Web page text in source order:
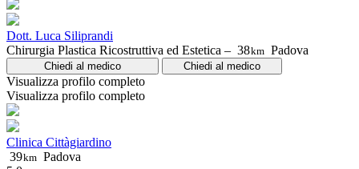
Dott. Luca Siliprandi
Chirurgia Plastica Ricostruttiva ed Estetica – 38km Padova
Chiedi al medico Chiedi al medico
Visualizza profilo completo
Visualizza profilo completo
Clinica Cittàgiardino
39km Padova